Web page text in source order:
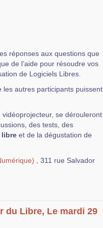
réponses aux questions que
de l’aide pour résoudre vos
de Logiciels Libres.
les autres participants puissent
vidéoprojecteur, se dérouleront
des tests, des
libre et de la dégustation de
, 311 rue Salvador
du Libre, Le mardi 29